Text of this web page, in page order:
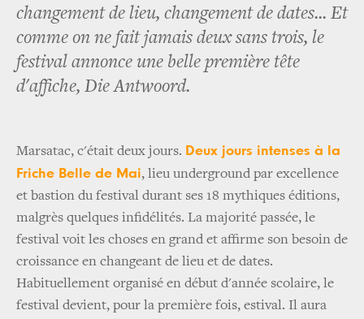
changement de lieu, changement de dates... Et
comme on ne fait jamais deux sans trois, le
festival annonce une belle première tête
d'affiche, Die Antwoord.
Marsatac, c'était deux jours. Deux jours intenses à la
Friche Belle de Mai, lieu underground par excellence
et bastion du festival durant ses 18 mythiques éditions,
malgrès quelques infidélités. La majorité passée, le
festival voit les choses en grand et affirme son besoin de
croissance en changeant de lieu et de dates.
Habituellement organisé en début d'année scolaire, le
festival devient, pour la première fois, estival. Il aura